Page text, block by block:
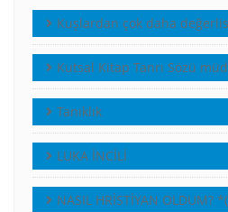
Kuşlardan çok daha
Kutsal Kitap Tanrı Sözü
Tanıklık
LUKA İNCİLİ
NASIL HRİSTİYAN OLDUM?